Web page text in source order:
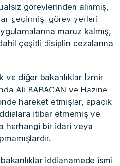
görevlerinden alınmış,
geçirmiş, görev yerleri
maruz kalmış,
çeşitli disiplin cezalarına
ve diğer bakanlıklar İzmir
Ali BABACAN ve Hazine
hareket etmişler, apaçık
itibar etmemiş ve
herhangi bir idari veya
iddianamede ismi